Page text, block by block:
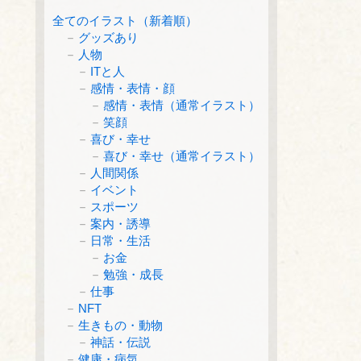
全てのイラスト（新着順）
グッズあり
人物
ITと人
感情・表情・顔
感情・表情（通常イラスト）
笑顔
喜び・幸せ
喜び・幸せ（通常イラスト）
人間関係
イベント
スポーツ
案内・誘導
日常・生活
お金
勉強・成長
仕事
NFT
生きもの・動物
神話・伝説